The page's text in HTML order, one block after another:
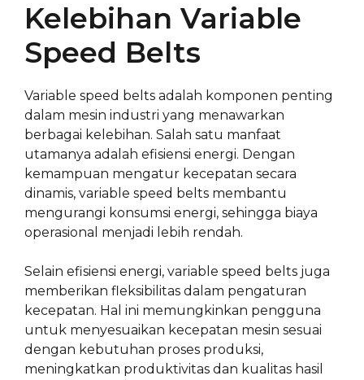
Kelebihan Variable
Speed Belts
Variable speed belts adalah komponen penting
dalam mesin industri yang menawarkan
berbagai kelebihan. Salah satu manfaat
utamanya adalah efisiensi energi. Dengan
kemampuan mengatur kecepatan secara
dinamis, variable speed belts membantu
mengurangi konsumsi energi, sehingga biaya
operasional menjadi lebih rendah.
Selain efisiensi energi, variable speed belts juga
memberikan fleksibilitas dalam pengaturan
kecepatan. Hal ini memungkinkan pengguna
untuk menyesuaikan kecepatan mesin sesuai
dengan kebutuhan proses produksi,
meningkatkan produktivitas dan kualitas hasil